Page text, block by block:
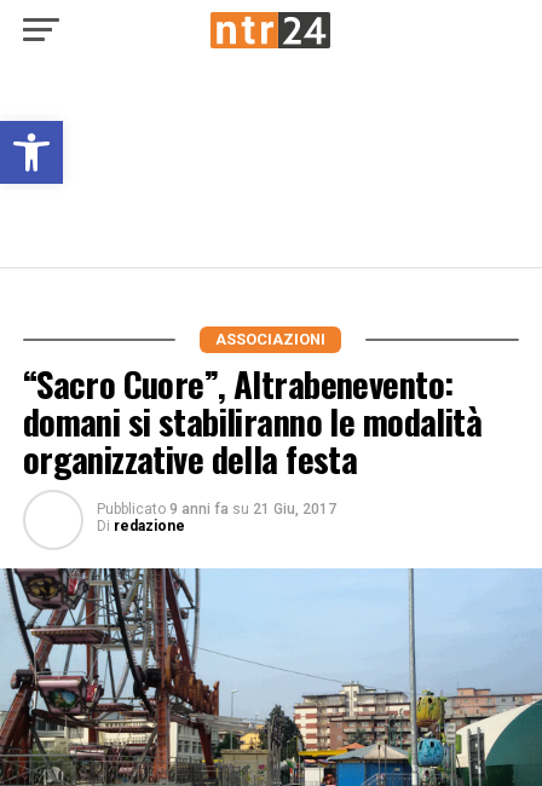
Open toolbar
ASSOCIAZIONI
“Sacro Cuore”, Altrabenevento:
domani si stabiliranno le modalità
organizzative della festa
Pubblicato 9 anni fa su 21 Giu, 2017
Di redazione